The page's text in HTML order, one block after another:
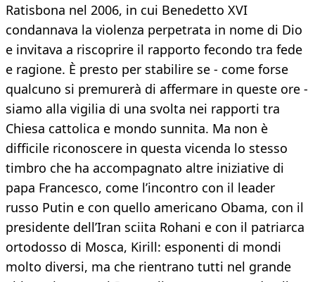
Ratisbona nel 2006, in cui Benedetto XVI
condannava la violenza perpetrata in nome di Dio
e invitava a riscoprire il rapporto fecondo tra fede
e ragione. È presto per stabilire se - come forse
qualcuno si premurerà di affermare in queste ore -
siamo alla vigilia di una svolta nei rapporti tra
Chiesa cattolica e mondo sunnita. Ma non è
difficile riconoscere in questa vicenda lo stesso
timbro che ha accompagnato altre iniziative di
papa Francesco, come l’incontro con il leader
russo Putin e con quello americano Obama, con il
presidente dell’Iran sciita Rohani e con il patriarca
ortodosso di Mosca, Kirill: esponenti di mondi
molto diversi, ma che rientrano tutti nel grande